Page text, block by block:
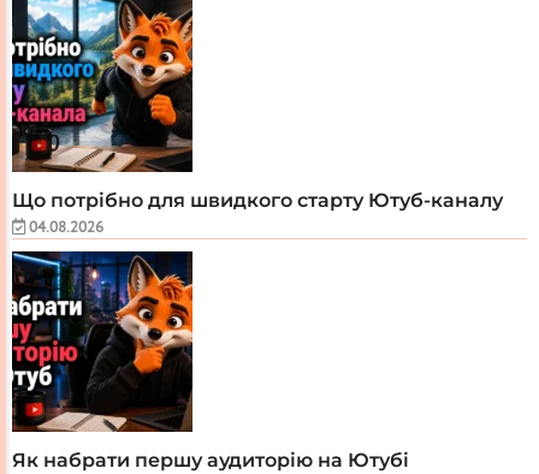
Що потрібно для швидкого старту Ютуб-каналу
04.08.2026
Як набрати першу аудиторію на Ютубі